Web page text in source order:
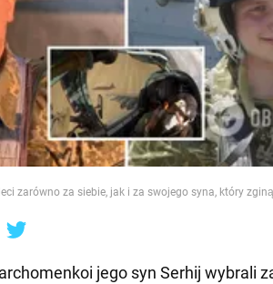
zarówno za siebie, jak i za swojego syna, który
jego syn Serhij wybrali